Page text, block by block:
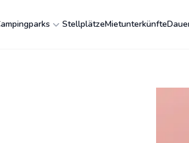
StellplätzeMietunterkünfte